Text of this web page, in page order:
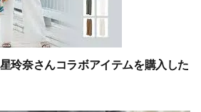
玲奈さんコラボアイテムを購入した